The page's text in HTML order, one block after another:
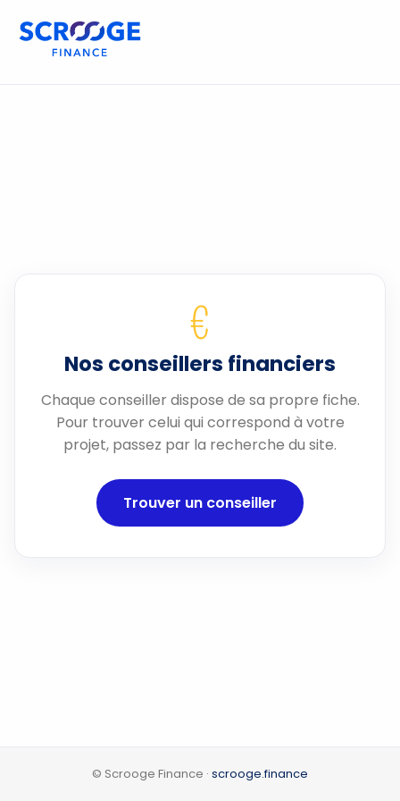
€
Nos conseillers financiers
Chaque conseiller dispose de sa propre fiche.
Pour trouver celui qui correspond à votre
projet, passez par la recherche du site.
Trouver un conseiller
© Scrooge Finance · scrooge.finance